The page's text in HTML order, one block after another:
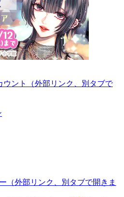
ウント
（外部リンク、別タブで
（外部リンク、別タブで開きま